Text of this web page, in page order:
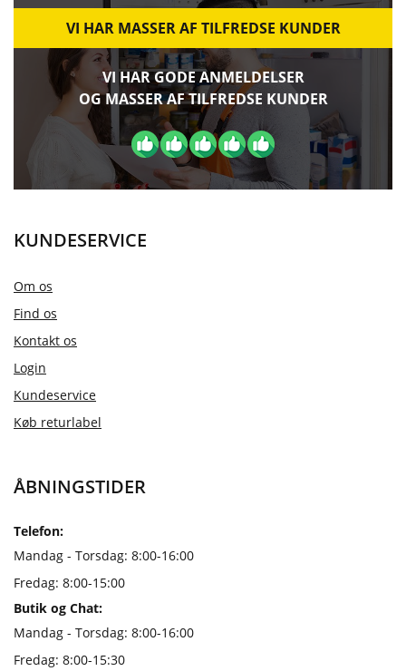
VI HAR MASSER AF TILFREDSE KUNDER
VI HAR GODE ANMELDELSER
OG MASSER AF TILFREDSE KUNDER
KUNDESERVICE
Om os
Find os
Kontakt os
Login
Kundeservice
Køb returlabel
ÅBNINGSTIDER
Telefon:
Mandag - Torsdag: 8:00-16:00
Fredag: 8:00-15:00
Butik og Chat:
Mandag - Torsdag: 8:00-16:00
Fredag: 8:00-15:30